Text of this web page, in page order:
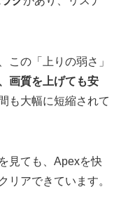
この「上りの弱さ」
画質を上げても安
も大幅に短縮されて
見ても、Apexを快
リアできています。